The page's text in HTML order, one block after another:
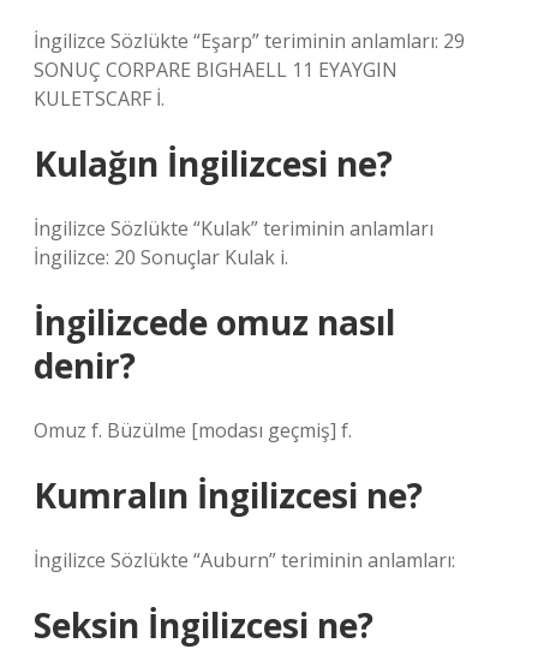
İngilizce Sözlükte “Eşarp” teriminin anlamları: 29
SONUÇ CORPARE BIGHAELL 11 EYAYGIN
KULETSCARF İ.
Kulağın İngilizcesi ne?
İngilizce Sözlükte “Kulak” teriminin anlamları
İngilizce: 20 Sonuçlar Kulak i.
İngilizcede omuz nasıl
denir?
Omuz f. Büzülme [modası geçmiş] f.
Kumralın İngilizcesi ne?
İngilizce Sözlükte “Auburn” teriminin anlamları:
Seksin İngilizcesi ne?